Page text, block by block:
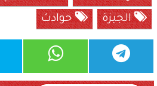
الجيزة
حوادث